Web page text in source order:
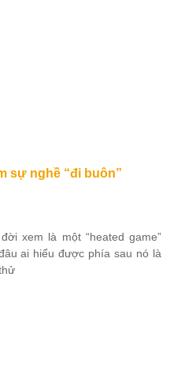
sự nghề “đi buôn”
xem là một “heated game”
ai hiểu được phía sau nó là